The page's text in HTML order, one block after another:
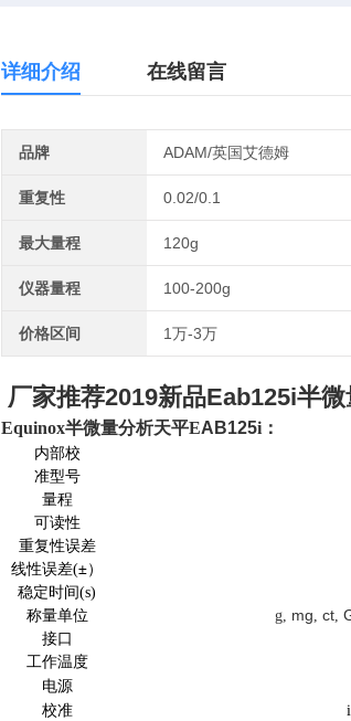
详细介绍 在线留言
品牌 ADAM/英国艾德姆
重复性 0.02/0.1
最大量程 120g
仪器量程 100-200g
价格区间 1万-3万
厂家推荐2019新品Eab125i半
Equinox半微量分析天平EAB125i：
内部校
准型号
量程
可读性
重复性误差
线性误差(±）
稳定时间(s)
称量单位
g, mg, ct,
接口
工作温度
电源
校准